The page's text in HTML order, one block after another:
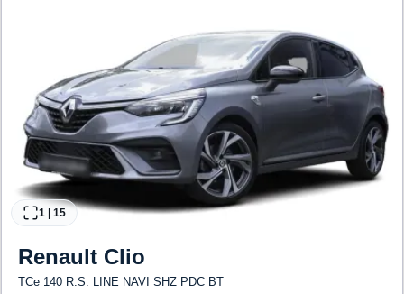
1 | 15
Renault Clio
TCe 140 R.S. LINE NAVI SHZ PDC BT